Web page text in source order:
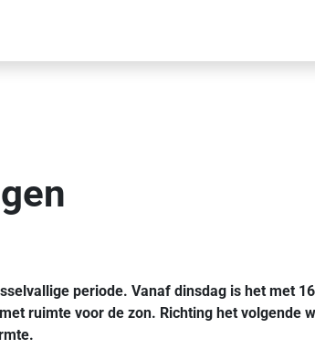
periode. Vanaf dinsdag is het met
ruimte voor de zon. Richting het volgende